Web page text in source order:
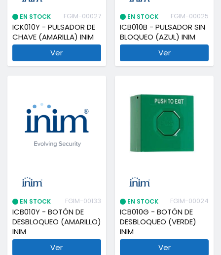
EN STOCK FGIM-00027
ICK010Y - PULSADOR DE
CHAVE (AMARILLA) INIM
Ver
EN STOCK FGIM-00025
ICB010B - PULSADOR SIN
BLOQUEO (AZUL) INIM
Ver
EN STOCK FGIM-00133
ICB010Y - BOTÓN DE
DESBLOQUEO (AMARILLO)
INIM
Ver
EN STOCK FGIM-00024
ICB010G - BOTÓN DE
DESBLOQUEO (VERDE)
INIM
Ver